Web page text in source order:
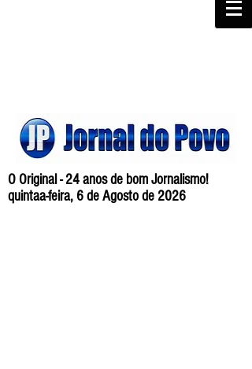
O Original - 24 anos de bom Jornalismo!
quintaa-feira, 6 de Agosto de 2026